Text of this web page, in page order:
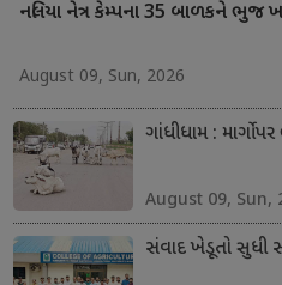
નલિયા નેત્ર કેમ્પના 35 બાળકને ભુજ
August 09, Sun, 2026
ગાંધીધામ : માર્ગો
August 09, Sun,
સંવાદ ખેડૂતો સુધી